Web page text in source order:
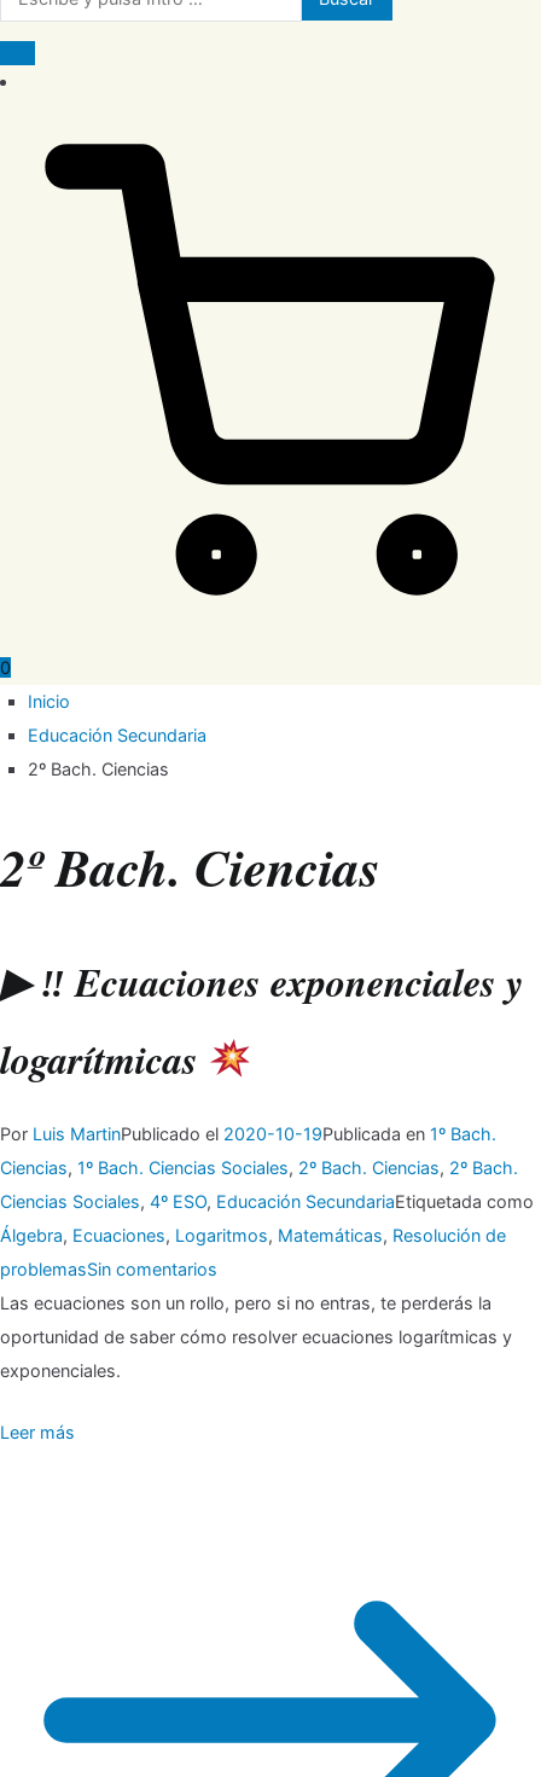
0
Inicio
Educación Secundaria
2º Bach. Ciencias
2º Bach. Ciencias
▶ ‼ Ecuaciones exponenciales y
logarítmicas
Por Luis MartinPublicado el 2020-10-19Publicada en 1º Bach.
Ciencias, 1º Bach. Ciencias Sociales, 2º Bach. Ciencias, 2º Bach.
Ciencias Sociales, 4º ESO, Educación SecundariaEtiquetada como
Álgebra, Ecuaciones, Logaritmos, Matemáticas, Resolución de
problemasSin comentarios
▶
‼
Las ecuaciones son un rollo, pero si no entras, te perderás la
oportunidad de saber cómo resolver ecuaciones logarítmicas y
exponenciales.
Leer más